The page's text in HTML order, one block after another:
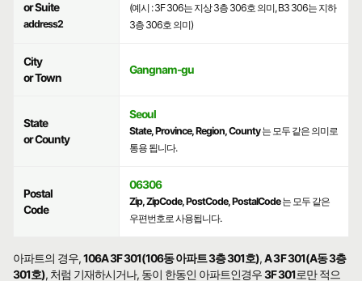
or Suite
address2
(예시 : 3F 306는 지상 3층 306호 의미, B3 306는 지하
3층 306호 의미)
City
or Town
Gangnam-gu
State
or County
Seoul
State, Province, Region, County는 모두 같은 의미로
통용 됩니다.
Postal
Code
06306
Zip, ZipCode, PostCode, PostalCode는 모두 같은
우편번호로 사용됩니다.
아파트의 경우,106A 3F 301(106동 아파트 3층 301호),A 3F 301(A동 3층
301호), 처럼 기재하시거나, 동이 한동인 아파트인경우3F 301로만 적으